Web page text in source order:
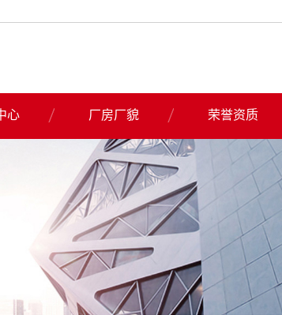
心 厂房厂貌 荣誉资质